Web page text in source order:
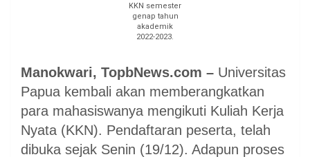
KKN semester
genap tahun
akademik
2022-2023.
Manokwari, TopbNews.com – Universitas
Papua kembali akan memberangkatkan
para mahasiswanya mengikuti Kuliah Kerja
Nyata (KKN). Pendaftaran peserta, telah
dibuka sejak Senin (19/12). Adapun proses